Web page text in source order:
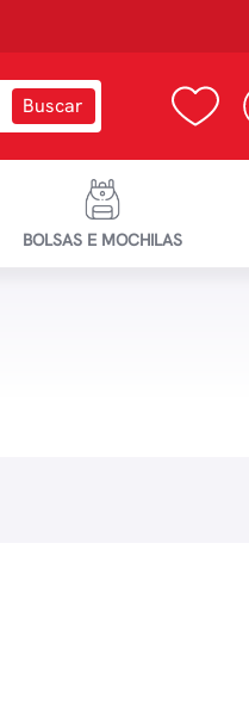
BOLSAS E MOCHILAS